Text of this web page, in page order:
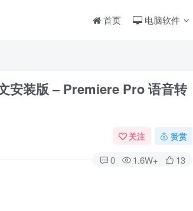
首页 电脑软件
安装版 – Premiere Pro 语音转
关注 赞赏
0 1.6W+ 13